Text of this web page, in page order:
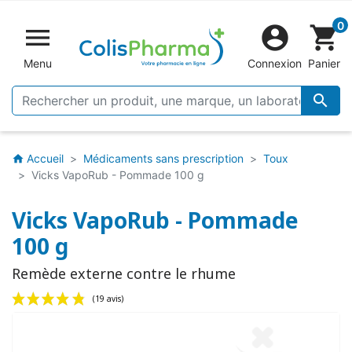

Menu


Connexion
shopping_cart0
Panier
home Accueil Médicaments sans prescription
Toux
Vicks VapoRub - Pommade 100 g
Vicks VapoRub - Pommade
100 g
Remède externe contre le rhume